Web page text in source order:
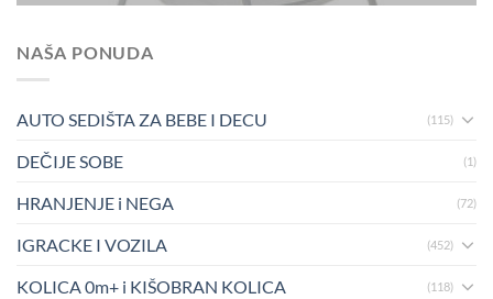
NAŠA PONUDA
AUTO SEDIŠTA ZA BEBE I DECU (115)
DEČIJE SOBE (1)
HRANJENJE i NEGA (72)
IGRACKE I VOZILA (452)
KOLICA 0m+ i KIŠOBRAN KOLICA (118)